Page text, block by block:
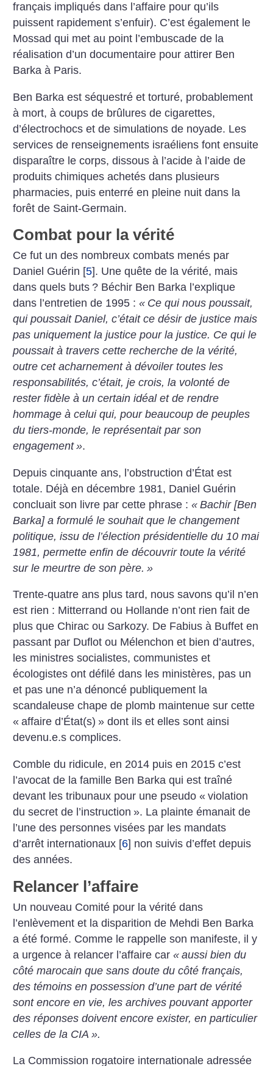
français impliqués dans l’affaire pour qu’ils
puissent rapidement s’enfuir). C’est également le
Mossad qui met au point l’embuscade de la
réalisation d’un documentaire pour attirer Ben
Barka à Paris.
Ben Barka est séquestré et torturé, probablement
à mort, à coups de brûlures de cigarettes,
d’électrochocs et de simulations de noyade. Les
services de renseignements israéliens font ensuite
disparaître le corps, dissous à l’acide à l’aide de
produits chimiques achetés dans plusieurs
pharmacies, puis enterré en pleine nuit dans la
forêt de Saint-Germain.
Combat pour la vérité
Ce fut un des nombreux combats menés par
Daniel Guérin [5]. Une quête de la vérité, mais
dans quels buts ? Béchir Ben Barka l’explique
dans l’entretien de 1995 :« Ce qui nous poussait,
qui poussait Daniel, c’était ce désir de justice mais
pas uniquement la justice pour la justice. Ce qui le
poussait à travers cette recherche de la vérité,
outre cet acharnement à dévoiler toutes les
responsabilités, c’était, je crois, la volonté de
rester fidèle à un certain idéal et de rendre
hommage à celui qui, pour beaucoup de peuples
du tiers-monde, le représentait par son
engagement ».
Depuis cinquante ans, l’obstruction d’État est
totale. Déjà en décembre 1981, Daniel Guérin
concluait son livre par cette phrase :« Bachir [Ben
Barka] a formulé le souhait que le changement
politique, issu de l’élection présidentielle du 10 mai
1981, permette enfin de découvrir toute la vérité
sur le meurtre de son père. »
Trente-quatre ans plus tard, nous savons qu’il n’en
est rien : Mitterrand ou Hollande n’ont rien fait de
plus que Chirac ou Sarkozy. De Fabius à Buffet en
passant par Duflot ou Mélenchon et bien d’autres,
les ministres socialistes, communistes et
écologistes ont défilé dans les ministères, pas un
et pas une n’a dénoncé publiquement la
scandaleuse chape de plomb maintenue sur cette
« affaire d’État(s) » dont ils et elles sont ainsi
devenu.e.s complices.
Comble du ridicule, en 2014 puis en 2015 c’est
l’avocat de la famille Ben Barka qui est traîné
devant les tribunaux pour une pseudo « violation
du secret de l’instruction ». La plainte émanait de
l’une des personnes visées par les mandats
d’arrêt internationaux [6] non suivis d’effet depuis
des années.
Relancer l’affaire
Un nouveau Comité pour la vérité dans
l’enlèvement et la disparition de Mehdi Ben Barka
a été formé. Comme le rappelle son manifeste, il y
a urgence à relancer l’affaire car« aussi bien du
côté marocain que sans doute du côté français,
des témoins en possession d’une part de vérité
sont encore en vie, les archives pouvant apporter
des réponses doivent encore exister, en particulier
celles de la CIA ».
La Commission rogatoire internationale adressée